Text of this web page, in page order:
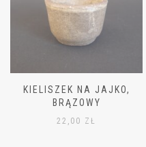
TALERZ DESER Ø15CM.
BRĄZOWY
55,00 ZŁ